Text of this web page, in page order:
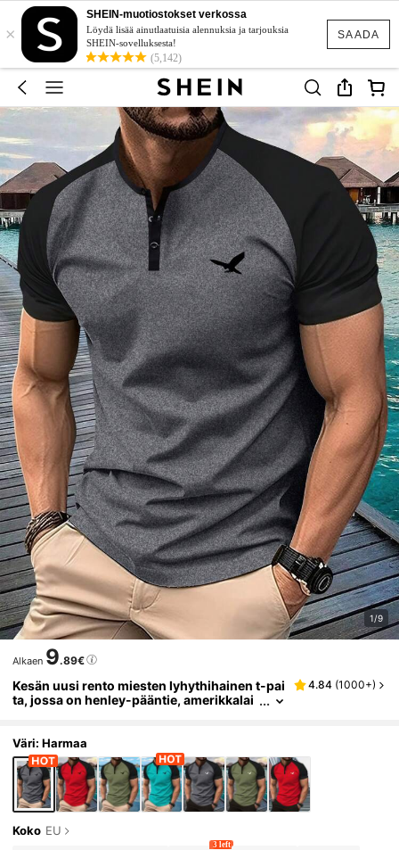
SAADA
×
SHEIN-muotiostokset verkossa
Löydä lisää ainutlaatuisia alennuksia ja tarjouksia
SHEIN-sovelluksesta!
(5,142)
1/9
Alkaen 9.89€
Kesän uusi rento miesten lyhythihainen t-pai
ta, jossa on henley-pääntie, amerikkalai
4.84 (1000+)
Väri: Harmaa
Koko EU
3 left